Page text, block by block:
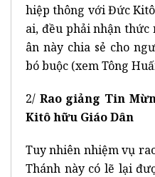
hiệp thông với Đức
ai, đều phải nhận
ân này chia sẻ cho
bó buộc (xem Tông
2/ Rao giảng Tin
Kitô hữu Giáo Dân
Tuy nhiên nhiệm vụ
Thánh này có lẽ lại